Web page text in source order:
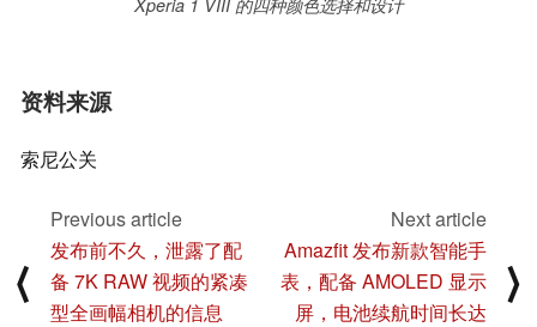
Xperia 1 VIII 的四种颜色选择和设计
资料来源
索尼公关
⟨
Previous article
发布前不久，泄露了配
备 7K RAW 视频的紧凑
型全画幅相机的信息
Next article
Amazfit 发布新款智能手
表，配备 AMOLED 显示
屏，电池续航时间长达
⟩